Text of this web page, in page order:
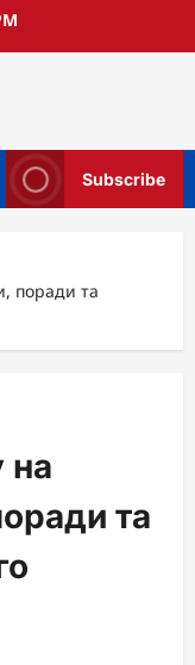
Subscribe
поради та
на
та